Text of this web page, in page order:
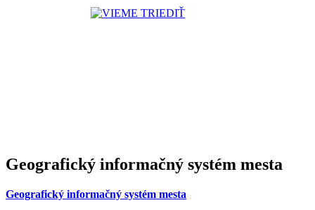
Geografický informačný systém mesta
Geografický informačný systém mesta